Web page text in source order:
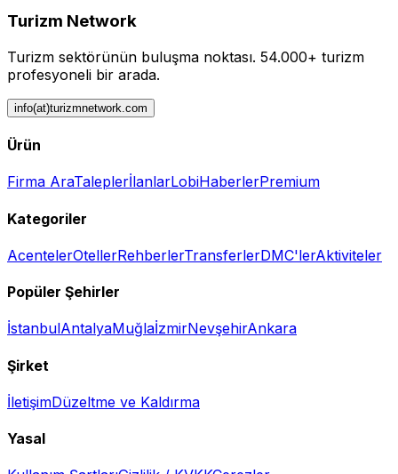
Turizm Network
Turizm sektörünün buluşma noktası. 54.000+ turizm
profesyoneli bir arada.
info(at)turizmnetwork.com
Ürün
Firma AraTaleplerİlanlarLobiHaberlerPremium
Kategoriler
AcentelerOtellerRehberlerTransferlerDMC'lerAktiviteler
Popüler Şehirler
İstanbulAntalyaMuğlaİzmirNevşehirAnkara
Şirket
İletişimDüzeltme ve Kaldırma
Yasal